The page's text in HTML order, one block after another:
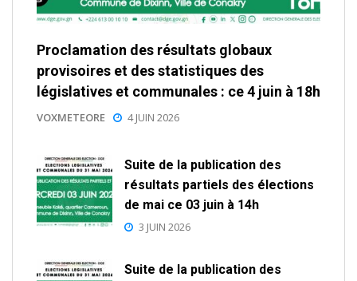
Proclamation des résultats globaux
provisoires et des statistiques des
législatives et communales : ce 4 juin à 18h
VOXMETEORE 4 JUIN 2026
Suite de la publication des
résultats partiels des élections
de mai ce 03 juin à 14h
3 JUIN 2026
Suite de la publication des